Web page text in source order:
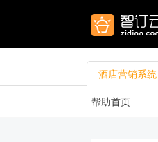
酒店营销系统
帮助首页